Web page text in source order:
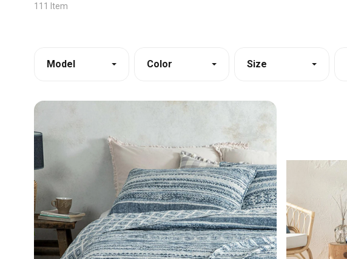
111 Item
Model Color Size